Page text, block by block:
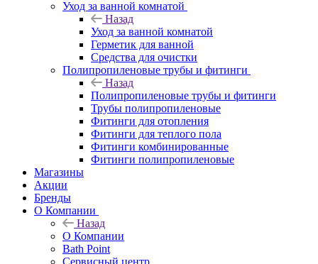
Уход за ванной комнатой
Назад
Уход за ванной комнатой
Герметик для ванной
Средства для очистки
Полипропиленовые трубы и фитинги
Назад
Полипропиленовые трубы и фитинги
Трубы полипропиленовые
Фитинги для отопления
Фитинги для теплого пола
Фитинги комбинированные
Фитинги полипропиленовые
Магазины
Акции
Бренды
О Компании
Назад
О Компании
Bath Point
Сервисный центр